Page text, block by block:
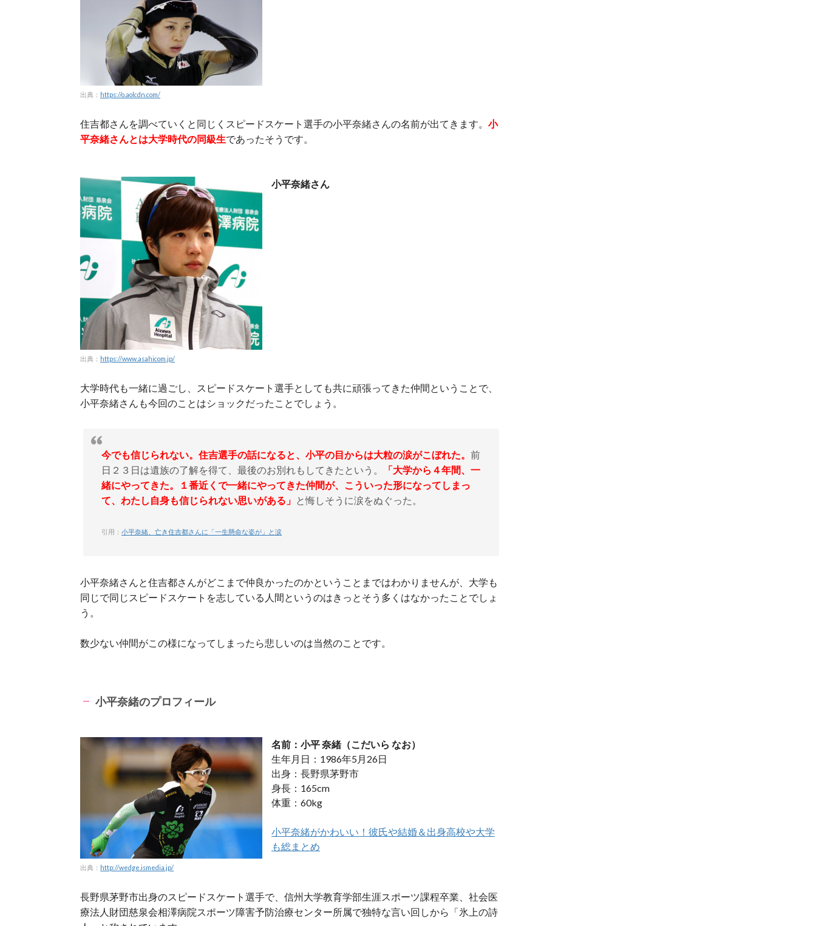
出典： https://o.aolcdn.com/
住吉都さんを調べていくと同じくスピードスケート選手の小平奈緒さんの名前が出てきます。 小
平奈緒さんとは大学時代の同級生であったそうです。
出典： https://www.asahicom.jp/
小平奈緒さん
大学時代も一緒に過ごし、スピードスケート選手としても共に頑張ってきた仲間ということで、
小平奈緒さんも今回のことはショックだったことでしょう。
今でも信じられない。住吉選手の話になると、小平の目からは大粒の涙がこぼれた。 前
日２３日は遺族の了解を得て、最後のお別れもしてきたという。
「大学から４年間、一
緒にやってきた。１番近くで一緒にやってきた仲間が、こういった形になってしまっ
て、わたし自身も信じられない思いがある」 と悔しそうに涙をぬぐった。
引用： 小平奈緒、亡き住吉都さんに「一生懸命な姿が」と涙
小平奈緒さんと住吉都さんがどこまで仲良かったのかということまではわかりませんが、大学も
同じで同じスピードスケートを志している人間というのはきっとそう多くはなかったことでしょ
う。
数少ない仲間がこの様になってしまったら悲しいのは当然のことです。
小平奈緒のプロフィール
出典： http://wedge.ismedia.jp/
名前：小平 奈緒（こだいら なお）
生年月日：1986年5月26日
出身：長野県茅野市
身長：165cm
体重：60kg
小平奈緒がかわいい！彼氏や結婚＆出身高校や大学
も総まとめ
長野県茅野市出身のスピードスケート選手で、信州大学教育学部生涯スポーツ課程卒業、社会医
療法人財団慈泉会相澤病院スポーツ障害予防治療センター所属で独特な言い回しから「氷上の詩